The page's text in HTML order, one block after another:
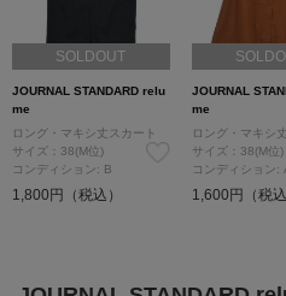
SOLDOUT
JOURNAL STANDARD relu
me
ロング・マキシ丈スカート
サイズ：38(M位)
コンディション: B
1,800円（税込）
JOURNAL
me
ロング・マキシ
サイズ：38(M位)
コンディション:
1,600円（税込